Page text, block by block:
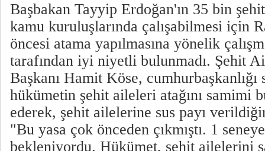
Başbakan Tayyip Erdoğan'ın 35 bin
kamu kuruluşlarında çalışabilmesi için
öncesi atama yapılmasına yönelik
tarafından iyi niyetli bulunmadı. Şehit
Başkanı Hamit Köse,
hükümetin şehit aileleri atağını samimi
ederek, şehit ailelerine sus payı
"Bu yasa çok önceden çıkmıştı. 1
bekleniyordu. Hükümet, şehit ailelerini